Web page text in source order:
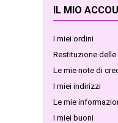
IL MIO
I miei ordini
Restituzione delle
Le mie note di
I miei indirizzi
Le mie
I miei buoni